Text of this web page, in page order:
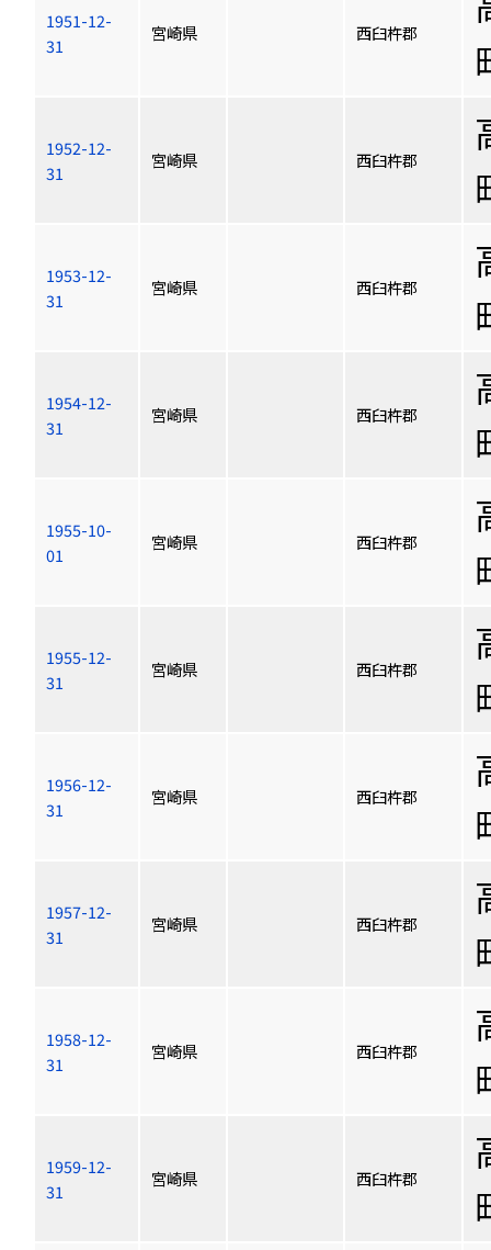
1951-12-
31
宮崎県 西臼杵郡
1952-12-
31
宮崎県 西臼杵郡
1953-12-
31
宮崎県 西臼杵郡
1954-12-
31
宮崎県 西臼杵郡
1955-10-
01
宮崎県 西臼杵郡
1955-12-
31
宮崎県 西臼杵郡
1956-12-
31
宮崎県 西臼杵郡
1957-12-
31
宮崎県 西臼杵郡
1958-12-
31
宮崎県 西臼杵郡
1959-12-
31
宮崎県 西臼杵郡